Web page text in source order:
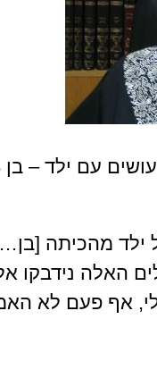
ילד מהכיתה
האלה נידבקו
אף פעם לא